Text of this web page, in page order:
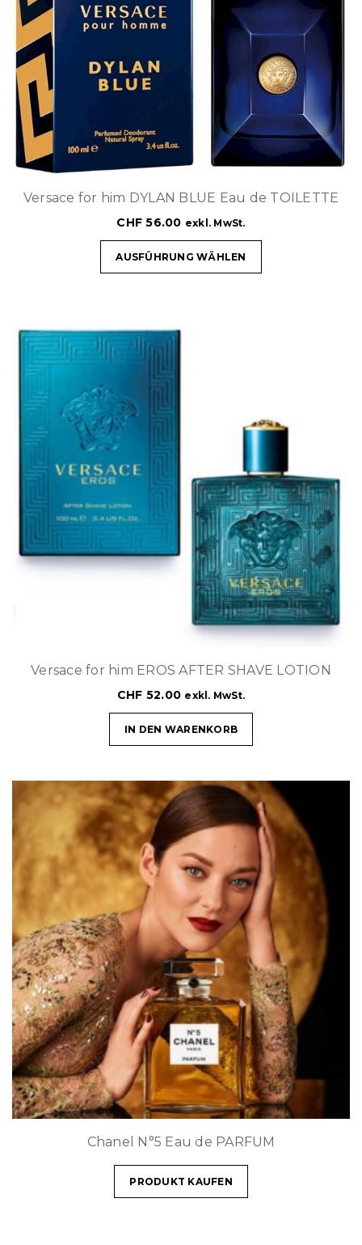
Versace for him DYLAN BLUE Eau de TOILETTE
CHF 56.00 exkl. MwSt.
AUSFÜHRUNG WÄHLEN
Versace for him EROS AFTER SHAVE LOTION
CHF 52.00 exkl. MwSt.
IN DEN WARENKORB
Chanel N°5 Eau de PARFUM
PRODUKT KAUFEN